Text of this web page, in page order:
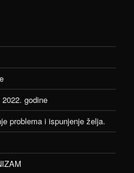
godine
problema i ispunjenje želja.